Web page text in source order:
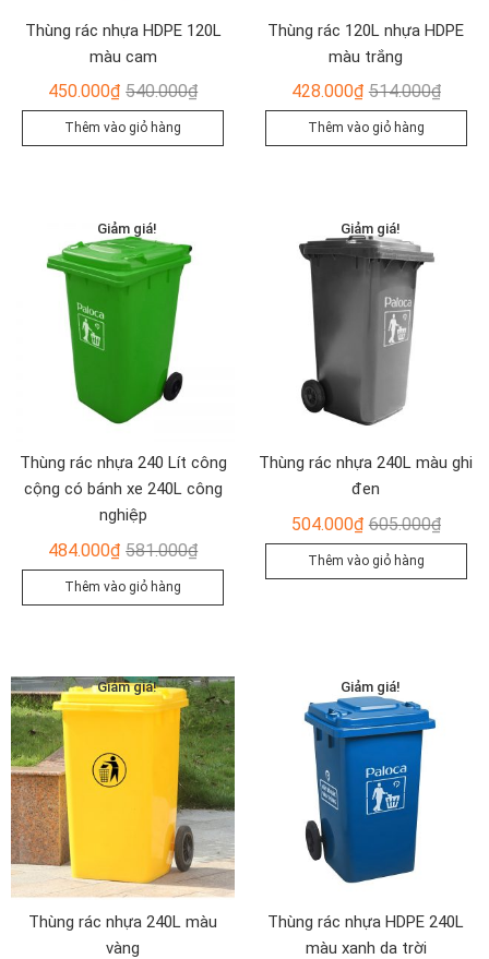
Thùng rác nhựa HDPE 120L
màu cam
540.000₫Giá
gốc
là:
450.000₫
Giá
hiện
tại
Thêm vào giỏ hàng
Thùng rác 120L nhựa HDPE
màu trắng
514.000₫Giá
gốc
là:
428.000₫
Giá
hiện
tại
Thêm vào giỏ hàng
Giảm giá!
Thùng rác nhựa 240 Lít công
cộng có bánh xe 240L công
nghiệp
581.000₫Giá
gốc
là:
484.000₫
Giá
hiện
tại
Thêm vào giỏ hàng
Giảm giá!
Thùng rác nhựa 240L màu ghi
đen
605.000₫Giá
gốc
là:
504.000₫
Giá
hiện
tại
Thêm vào giỏ hàng
Giảm giá!
Thùng rác nhựa 240L màu
vàng
Giảm giá!
Thùng rác nhựa HDPE 240L
màu xanh da trời